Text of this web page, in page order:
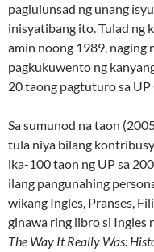
paglulunsad ng unang
inisyatibang ito. Tulad ng
amin noong 1989, naging
pagkukuwento ng
20 taong pagtuturo sa UP
Sa sumunod na taon
tula niya bilang
ika-100 taon ng UP sa
ilang pangunahing
wikang Ingles, Pranses,
ginawa ring libro si Ingles
The Way It Really Was: